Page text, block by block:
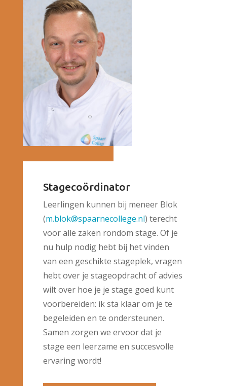
Stagecoördinator
Leerlingen kunnen bij meneer Blok
(m.blok@spaarnecollege.nl) terecht
voor alle zaken rondom stage. Of je
nu hulp nodig hebt bij het vinden
van een geschikte stageplek, vragen
hebt over je stageopdracht of advies
wilt over hoe je je stage goed kunt
voorbereiden: ik sta klaar om je te
begeleiden en te ondersteunen.
Samen zorgen we ervoor dat je
stage een leerzame en succesvolle
ervaring wordt!